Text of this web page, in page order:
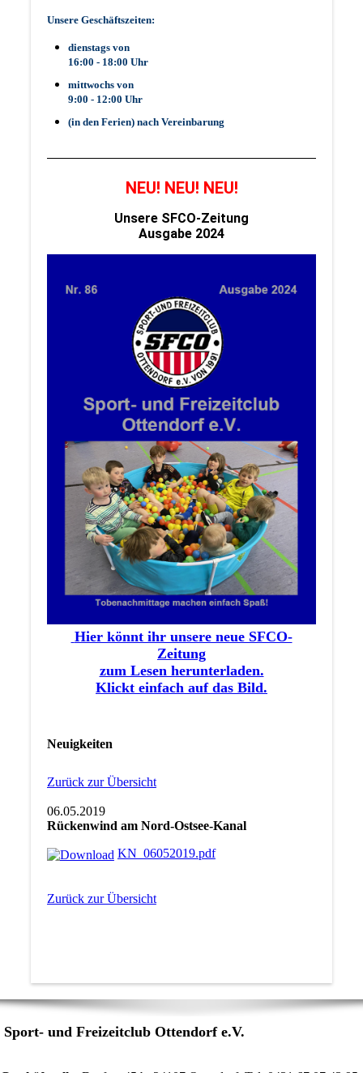
Unsere Geschäftszeiten:
dienstags von
16:00 - 18:00 Uhr
mittwochs von
9:00 - 12:00 Uhr
(in den Ferien) nach Vereinbarung
NEU! NEU! NEU!
Unsere SFCO-Zeitung
Ausgabe 2024
Hier könnt ihr unsere neue SFCO-
Zeitung
zum Lesen herunterladen.
Klickt einfach auf das Bild.
Neuigkeiten
Zurück zur Übersicht
06.05.2019
Rückenwind am Nord-Ostsee-Kanal
KN_06052019.pdf
Zurück zur Übersicht
Sport- und Freizeitclub Ottendorf e.V.